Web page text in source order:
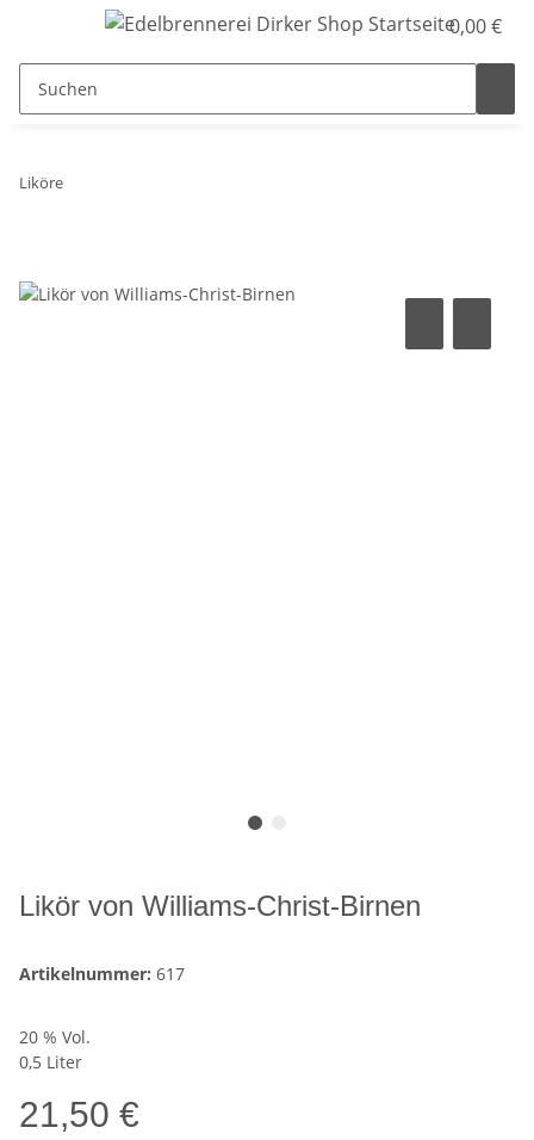
0,00 €
Liköre
Likör von Williams-Christ-Birnen
Artikelnummer: 617
20 % Vol.
0,5 Liter
21,50 €